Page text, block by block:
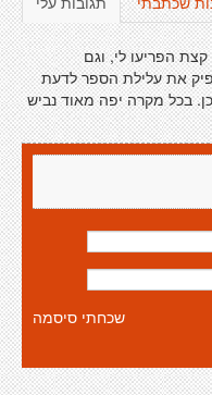
הפריעו לי, וגם
את עלילת הספר לדעת
בכל מקרה יפה מאוד נביש
שכחתי סיסמה